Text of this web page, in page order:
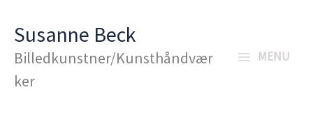
indholdet
Susanne Beck
Billedkunstner/Kunsthåndvær
ker
MENU